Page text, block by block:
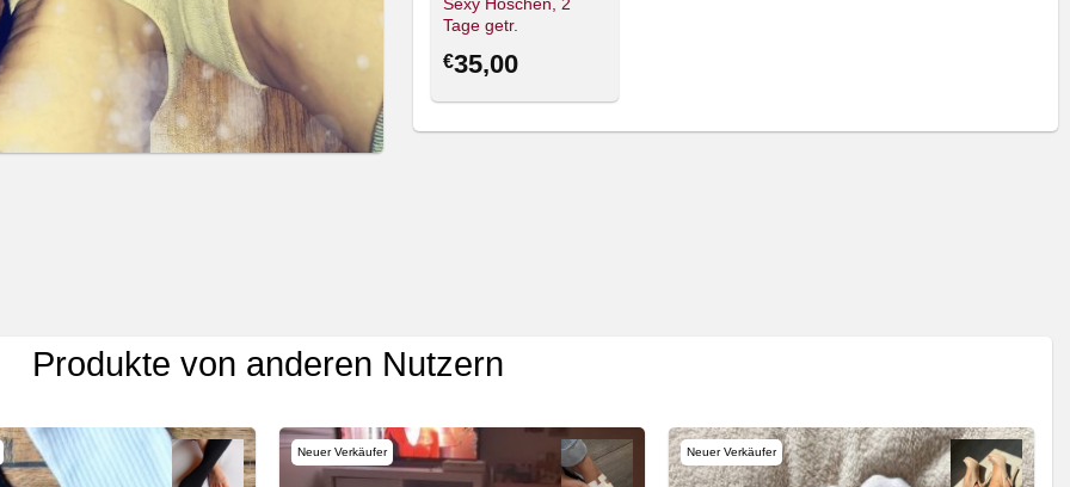
Tage getr.
€35,00
Produkte von anderen Nutzern
Neuer Verkäufer Neuer Verkäufer